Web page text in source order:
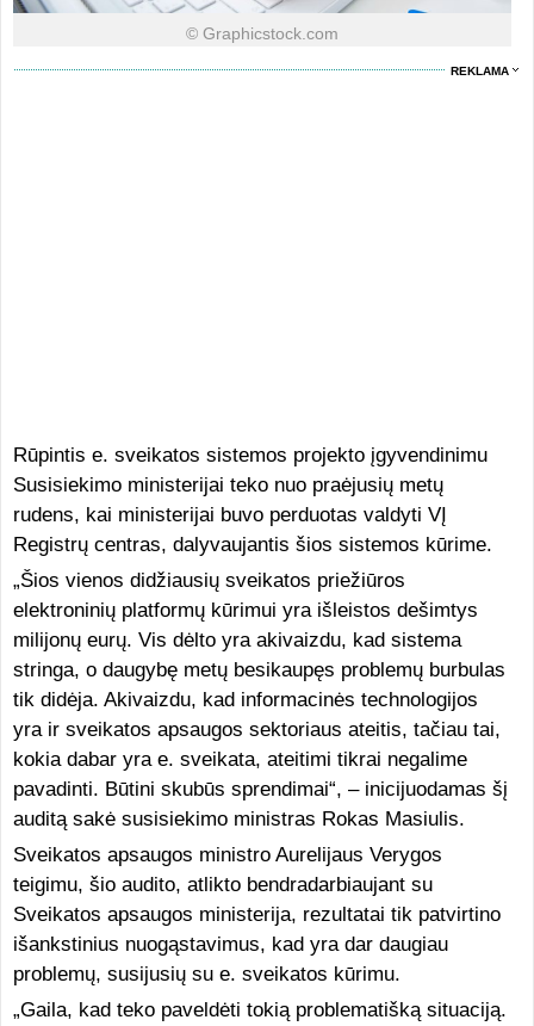
© Graphicstock.com
REKLAMA
Rūpintis e. sveikatos sistemos projekto įgyvendinimu
Susisiekimo ministerijai teko nuo praėjusių metų
rudens, kai ministerijai buvo perduotas valdyti VĮ
Registrų centras, dalyvaujantis šios sistemos kūrime.
„Šios vienos didžiausių sveikatos priežiūros
elektroninių platformų kūrimui yra išleistos dešimtys
milijonų eurų. Vis dėlto yra akivaizdu, kad sistema
stringa, o daugybę metų besikaupęs problemų burbulas
tik didėja. Akivaizdu, kad informacinės technologijos
yra ir sveikatos apsaugos sektoriaus ateitis, tačiau tai,
kokia dabar yra e. sveikata, ateitimi tikrai negalime
pavadinti. Būtini skubūs sprendimai“, – inicijuodamas šį
auditą sakė susisiekimo ministras Rokas Masiulis.
Sveikatos apsaugos ministro Aurelijaus Verygos
teigimu, šio audito, atlikto bendradarbiaujant su
Sveikatos apsaugos ministerija, rezultatai tik patvirtino
išankstinius nuogąstavimus, kad yra dar daugiau
problemų, susijusių su e. sveikatos kūrimu.
„Gaila, kad teko paveldėti tokią problematišką situaciją.